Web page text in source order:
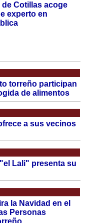
de Cotillas acoge
experto en
torreño participan
de alimentos
a sus vecinos
Lali" presenta su
la Navidad en el
Personas